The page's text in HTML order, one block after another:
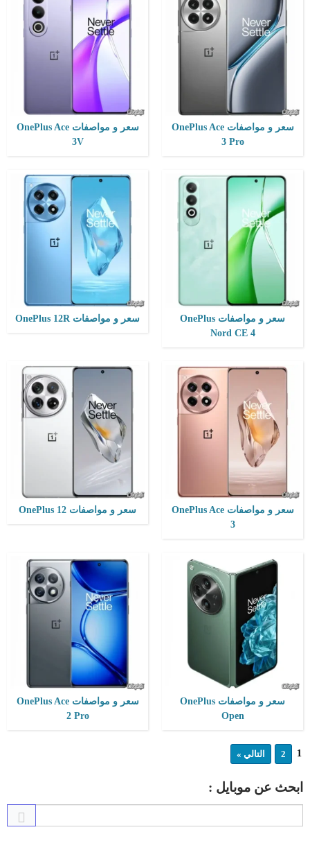
سعر و مواصفات OnePlus Ace
3 Pro
سعر و مواصفات OnePlus Ace
3V
سعر و مواصفات OnePlus
Nord CE 4
المعالج:
التخزين / الرام:الذاكرة128 أو 256 جيجابايت /الرام8 جيجابايت
الكاميرا:50 + 8 ميجابكسل
الشاشة:6.7 بوصة - 120 هرتز - Fluid AMOLED
نظام التشغيل:Android 14
سعر و مواصفات OnePlus 12R
المعالج:Snapdragon 8 Gen 2
التخزين / الرام:128 أو 256 جيجابايت /الرام8 أو 12 أو 16 جيجابايت
الكاميرا:50 + 8 + 2 ميجابكسل
الشاشة:
نظام التشغيل:
View Details ←
سعر و مواصفات OnePlus Ace
3
المعالج:
التخزين / الرام:256 أو 512 جيجابايت أو 1 تيرابايت /الرام12 أو 16 جيجابايت
الكاميرا: 50 + 8 + 2 ميجابكسل
الشاشة:6.78 بوصة - 120 هرتز - LTPO AMOLED
نظام التشغيل: اندرويد 14
البطارية:
View Details ←
سعر و مواصفات OnePlus 12
المعالج:Snapdragon 8 Gen 3
التخزين / الرام:256 أو 512 جيجابايت أو 1 تيرابايت /الرام12 أو 16 أو 24 جيجابايت
الكاميرا:
الشاشة:
نظام التشغيل: اندرويد 14
البطارية:5400 مللي أمبير - 100 واط
View Details ←
سعر و مواصفات OnePlus
Open
التخزين / الرام:512 جيجابايت /الرام16 جيجابايت
الكاميرا:48 + 64 + 48 ميجابكسل
الشاشة:
نظام التشغيل:
البطارية:4805 مللي أمبير - 67 واط
سعر و مواصفات OnePlus Ace
2 Pro
التخزين / الرام:256 أو 512 جيجابايت أو 1 تيرابايت /الرام12 أو 16 أو 24 جيجابايت
الكاميرا:50 + 8 + 2 ميجابكسل
الشاشة:
6.74 بوصة - 120 هرتز - AMOLED
نظام التشغيل:
البطارية: 5000 مللي أمبير - 150 واط
View Details ←
1
2 التالي »
ابحث عن موبايل :